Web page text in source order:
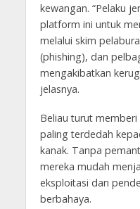
kewangan. “Pelaku
platform ini untuk
melalui skim
(phishing), dan
mengakibatkan
jelasnya.
Beliau turut
paling terdedah
kanak. Tanpa
mereka mudah
eksploitasi dan
berbahaya.